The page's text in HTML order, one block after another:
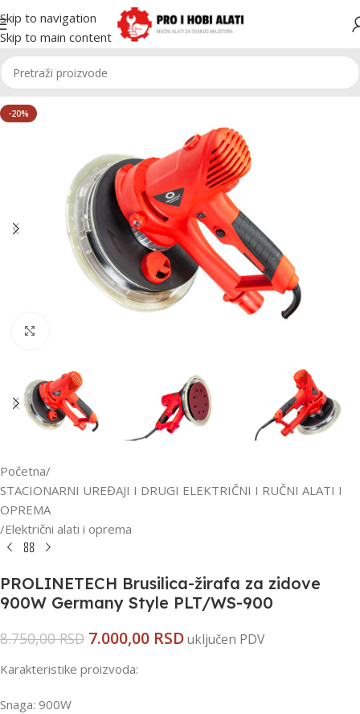
Skip to navigation
Skip to main content
-20%
Početna/
STACIONARNI UREĐAJI I DRUGI ELEKTRIČNI I RUČNI ALATI I
OPREMA
/Električni alati i oprema
PROLINETECH Brusilica-žirafa za zidove
900W Germany Style PLT/WS-900
8.750,00RSD 7.000,00 RSDuključen PDV
Karakteristike proizvoda:
Snaga: 900W